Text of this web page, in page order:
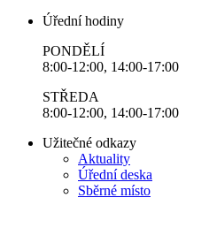
Úřední hodiny
PONDĚLÍ
8:00-12:00, 14:00-17:00
STŘEDA
8:00-12:00, 14:00-17:00
Užitečné odkazy
Aktuality
Úřední deska
Sběrné místo